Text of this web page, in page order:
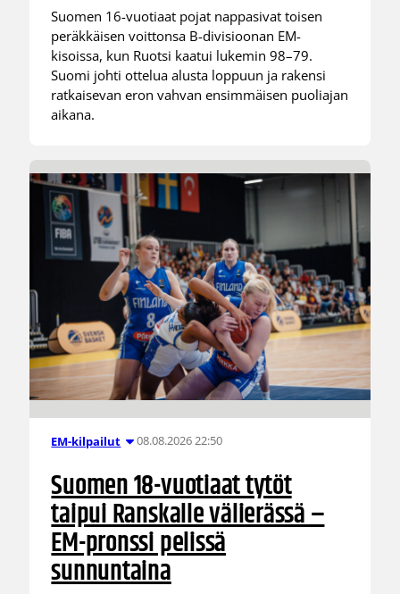
Suomen 16-vuotiaat pojat nappasivat toisen
peräkkäisen voittonsa B-divisioonan EM-
kisoissa, kun Ruotsi kaatui lukemin 98–79.
Suomi johti ottelua alusta loppuun ja rakensi
ratkaisevan eron vahvan ensimmäisen puoliajan
aikana.
EM-kilpailut 08.08.2026 22:50
Suomen 18-vuotiaat tytöt
taipui Ranskalle välierässä –
EM-pronssi pelissä
sunnuntaina